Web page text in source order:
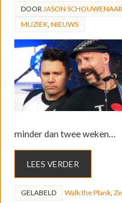
DOOR JASON
MUZIEK NIEUWS
minder dan twee weken…
LEES VERDER
GELABELD Walk the Plank,